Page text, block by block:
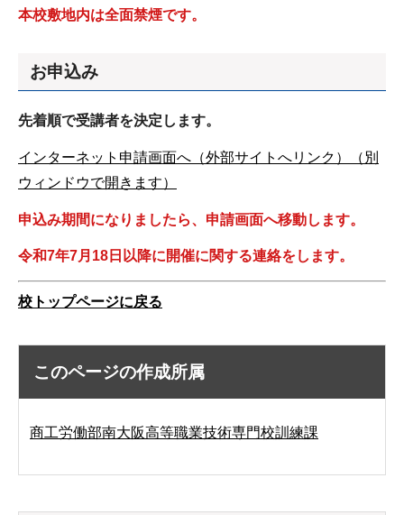
本校敷地内は全面禁煙です。
お申込み
先着順で受講者を決定します。
インターネット申請画面へ（外部サイトへリンク）（別
ウィンドウで開きます）
申込み期間になりましたら、申請画面へ移動します。
令和7年7月18日以降に開催に関する連絡をします。
校トップページに戻る
このページの作成所属
商工労働部南大阪高等職業技術専門校訓練課